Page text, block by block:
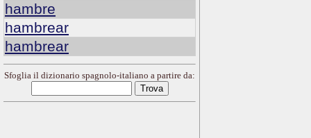
hambre
hambrear
hambrear
Sfoglia il dizionario spagnolo-italiano a partire da: